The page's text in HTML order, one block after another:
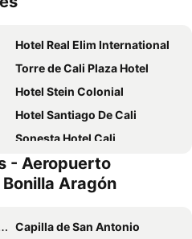
Hotel Real Elim International
Torre de Cali Plaza Hotel
Hotel Stein Colonial
Hotel Santiago De Cali
Sonesta Hotel Cali
Hotel Plaza Las Americas Cali
Hotel Thama Palmira
Basic Hotel Centenario by Hoteles MS
- Aeropuerto
Aragón
Capilla de San Antonio